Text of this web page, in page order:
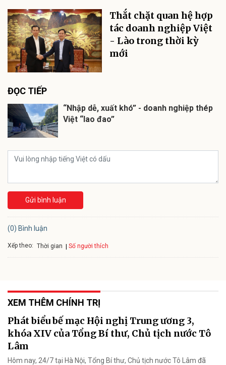
Thắt chặt quan hệ hợp
tác doanh nghiệp Việt
- Lào trong thời kỳ
mới
ĐỌC TIẾP
“Nhập dễ, xuất khó” - doanh nghiệp thép
Việt “lao đao”
Gửi bình luận
(0) Bình luận
Xếp theo: Thời gian Số người thích
XEM THÊM CHÍNH TRỊ
Phát biểu bế mạc Hội nghị Trung ương 3,
khóa XIV của Tổng Bí thư, Chủ tịch nước Tô
Lâm
Hôm nay, 24/7 tại Hà Nội, Tổng Bí thư, Chủ tịch nước Tô Lâm đã